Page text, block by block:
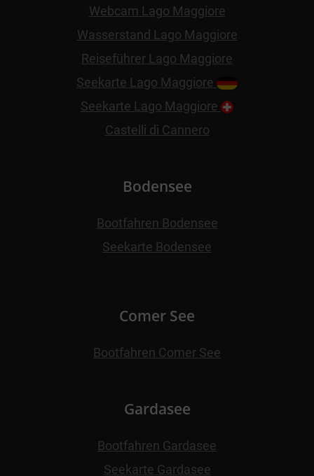
Webcam Lago Maggiore
Wasserstand Lago Maggiore
Reiseführer Lago Maggiore
Seekarte Lago Maggiore
Seekarte Lago Maggiore
Castelli di Cannero
Bodensee
Bootfahren Bodensee
Seekarte Bodensee
Comer See
Bootfahren Comer See
Gardasee
Bootfahren Gardasee
Seekarte Gardasee